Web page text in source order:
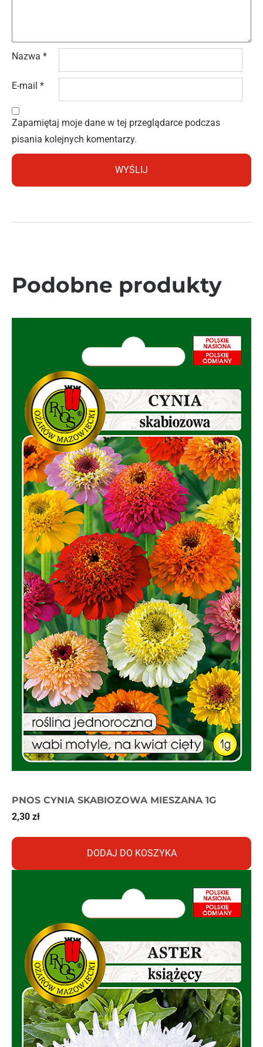
Nazwa *
E-mail *
Zapamiętaj moje dane w tej przeglądarce podczas
pisania kolejnych komentarzy.
Podobne produkty
PNOS CYNIA SKABIOZOWA MIESZANA 1G
2,30 zł
DODAJ DO KOSZYKA